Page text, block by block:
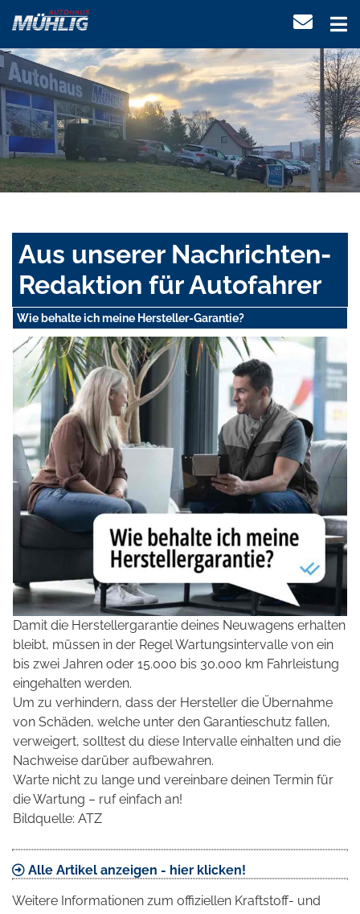
Aus unserer Nachrichten-
Redaktion für Autofahrer
Wie behalte ich meine Hersteller-Garantie?
Damit die Herstellergarantie deines Neuwagens erhalten
bleibt, müssen in der Regel Wartungsintervalle von ein
bis zwei Jahren oder 15.000 bis 30.000 km Fahrleistung
eingehalten werden.
Um zu verhindern, dass der Hersteller die Übernahme
von Schäden, welche unter den Garantieschutz fallen,
verweigert, solltest du diese Intervalle einhalten und die
Nachweise darüber aufbewahren.
Warte nicht zu lange und vereinbare deinen Termin für
die Wartung – ruf einfach an!
Bildquelle: ATZ
Alle Artikel anzeigen - hier klicken!
Weitere Informationen zum offiziellen Kraftstoff- und